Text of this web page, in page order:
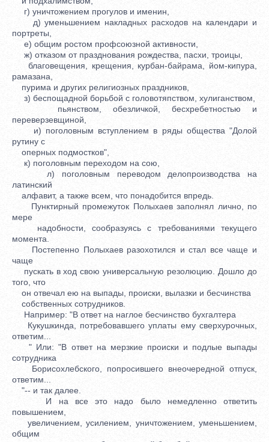
г) уничтожением прогулов и именин,
д) уменьшением накладных расходов на календари и
портреты,
е) общим ростом профсоюзной активности,
ж) отказом от празднования рождества, пасхи, троицы,
благовещения, крещения, курбан-байрама, йом-кипура,
рамазана,
пурима и других религиозных праздников,
з) беспощадной борьбой с головотяпством, хулиганством,
пьянством, обезличкой, бесхребетностью и
переверзевщиной,
и) поголовным вступлением в ряды общества "Долой
рутину с
оперных подмостков",
к) поголовным переходом на сою,
л) поголовным переводом делопроизводства на
латинский
алфавит, а также всем, что понадобится впредь.
Пунктирный промежуток Полыхаев заполнял лично, по
мере
надобности, сообразуясь с требованиями текущего
момента.
Постепенно Полыхаев разохотился и стал все чаще и
чаще
пускать в ход свою универсальную резолюцию. Дошло до
того, что
он отвечал ею на выпады, происки, вылазки и бесчинства
собственных сотрудников.
Например: "В ответ на наглое бесчинство бухгалтера
Кукушкинда, потребовавшего уплаты ему сверхурочных,
ответим...
" Или: "В ответ на мерзкие происки и подлые выпады
сотрудника
Борисохлебского, попросившего внеочередной отпуск,
ответим...
"-- и так далее.
И на все это надо было немедленно ответить
повышением,
увеличением, усилением, уничтожением, уменьшением,
общим